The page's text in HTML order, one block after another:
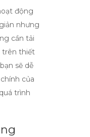
động
nhưng
cần tải
trên thiết
sẽ dễ
của
trình